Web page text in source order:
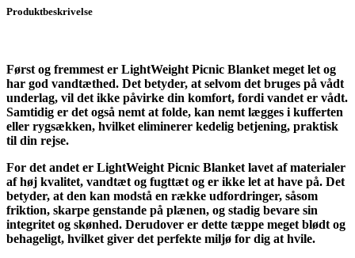
Produktbeskrivelse
Først og fremmest er LightWeight Picnic Blanket meget let og
har god vandtæthed. Det betyder, at selvom det bruges på vådt
underlag, vil det ikke påvirke din komfort, fordi vandet er vådt.
Samtidig er det også nemt at folde, kan nemt lægges i kufferten
eller rygsækken, hvilket eliminerer kedelig betjening, praktisk
til din rejse.
For det andet er LightWeight Picnic Blanket lavet af materialer
af høj kvalitet, vandtæt og fugttæt og er ikke let at have på. Det
betyder, at den kan modstå en række udfordringer, såsom
friktion, skarpe genstande på plænen, og stadig bevare sin
integritet og skønhed. Derudover er dette tæppe meget blødt og
behageligt, hvilket giver det perfekte miljø for dig at hvile.